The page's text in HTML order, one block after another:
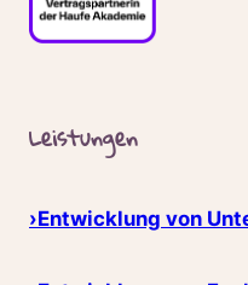
Leistungen
›Entwicklung von